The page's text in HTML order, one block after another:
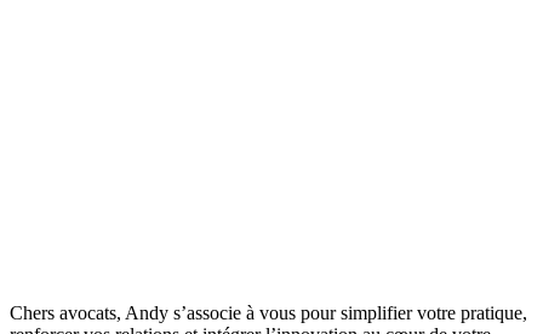
Chers avocats, Andy s’associe à vous pour simplifier votre pratique,